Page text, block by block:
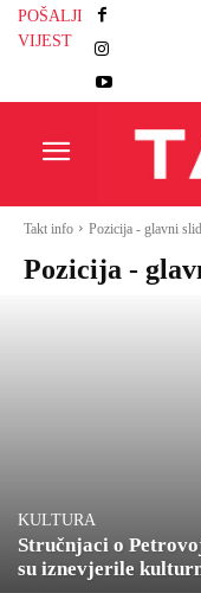
POŠALJI
VIJEST
Takt info Pozicija - glavni
Pozicija -
KULTURA
Stručnjaci o
su iznevjerile